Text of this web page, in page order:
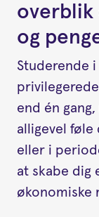
overblik
og
Studerende
end én
alligevel føle
eller i
at skabe dig
økonomiske